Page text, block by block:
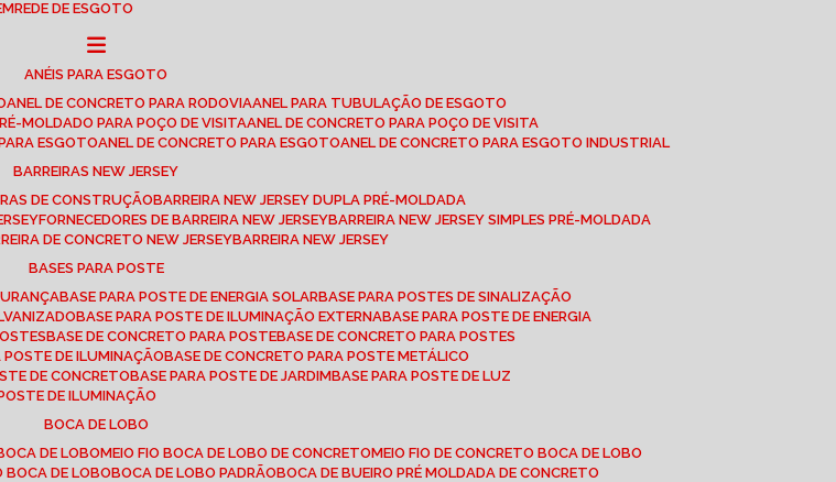
REDE DE ESGOTO
ANÉIS PARA ESGOTO
ANEL DE CONCRETO PARA RODOVIA ANEL PARA TUBULAÇÃO DE ESGOTO
MOLDADO PARA POÇO DE VISITA ANEL DE CONCRETO PARA POÇO DE VISITA
ESGOTO ANEL DE CONCRETO PARA ESGOTO ANEL DE CONCRETO PARA ESGOTO INDUSTRIAL
BARREIRAS NEW JERSEY
DE CONSTRUÇÃO BARREIRA NEW JERSEY DUPLA PRÉ-MOLDADA
FORNECEDORES DE BARREIRA NEW JERSEY BARREIRA NEW JERSEY SIMPLES PRÉ-MOLDADA
DE CONCRETO NEW JERSEY BARREIRA NEW JERSEY
BASES PARA POSTE
BASE PARA POSTE DE ENERGIA SOLAR BASE PARA POSTES DE SINALIZAÇÃO
BASE PARA POSTE DE ILUMINAÇÃO EXTERNA BASE PARA POSTE DE ENERGIA
BASE DE CONCRETO PARA POSTE BASE DE CONCRETO PARA POSTES
POSTE DE ILUMINAÇÃO
BASE DE CONCRETO PARA POSTE METÁLICO
DE CONCRETO BASE PARA POSTE DE JARDIM BASE PARA POSTE DE LUZ
POSTE DE ILUMINAÇÃO
BOCA DE LOBO
DE LOBO MEIO FIO BOCA DE LOBO DE CONCRETO
MEIO FIO DE CONCRETO BOCA DE LOBO
BOCA DE LOBO BOCA DE LOBO PADRÃO BOCA DE BUEIRO PRÉ MOLDADA DE CONCRETO